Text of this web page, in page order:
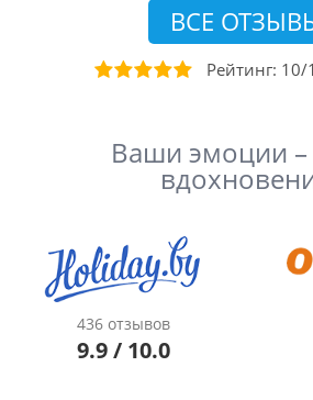
ВСЕ
Рейтинг: 10/
Ваши эмоции
436 отзывов
9.9 / 10.0